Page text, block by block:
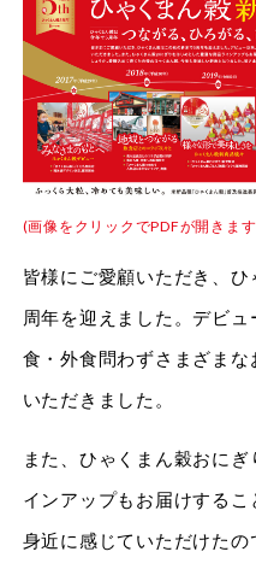
(画像をクリックでPDFが開きま
皆様にご愛顧いただき、
周年を迎えました。デビ
食・外食問わずさまざま
いただきました。
また、ひゃくまん穀おに
インアップもお届けする
身近に感じていただけたの